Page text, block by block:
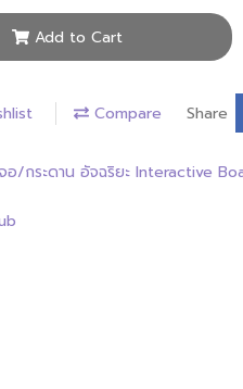
Add to Cart
Compare Share
จอ/กระดาน อัจฉริยะ Interactive